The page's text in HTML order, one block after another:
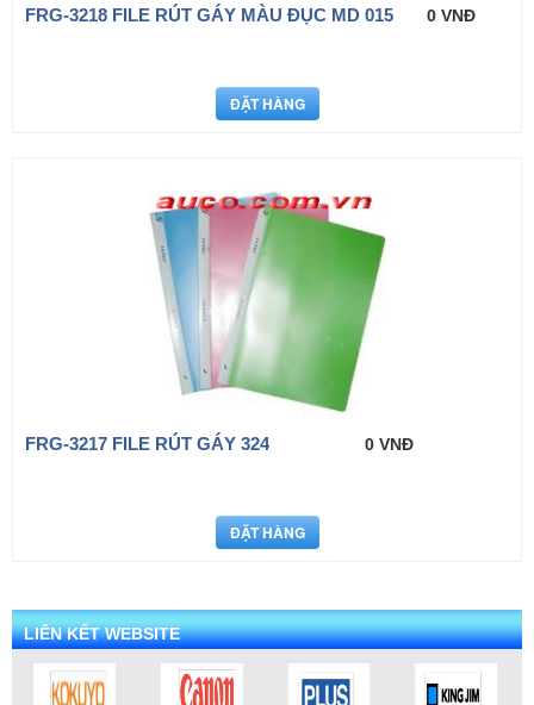
FRG-3218 FILE RÚT GÁY MÀU ĐỤC MD 015 0 VNĐ
FRG-3217 FILE RÚT GÁY 324 0 VNĐ
LIÊN KẾT WEBSITE